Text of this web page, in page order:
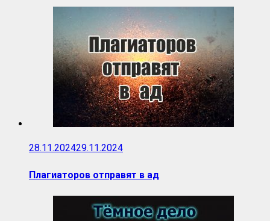
28.11.202429.11.2024
Плагиаторов отправят в ад